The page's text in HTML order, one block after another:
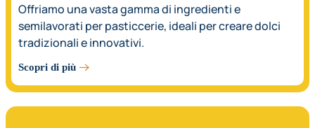
Offriamo una vasta gamma di ingredienti e
semilavorati per pasticcerie, ideali per creare dolci
tradizionali e innovativi.
Scopri di più